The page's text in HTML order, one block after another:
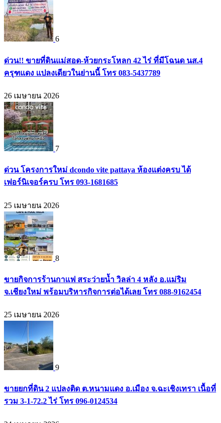
6
ด่วน!! ขายที่ดินแม่สอด-ห้วยกระโหลก 42 ไร่ ที่มีโฉนด นส.4
ครุฑแดง แปลงเดียวในย่านนี้ โทร 083-5437789
26 เมษายน 2026
7
ด่วน โครงการใหม่ dcondo vite pattaya ห้องแต่งครบ ได้
เฟอร์นิเจอร์ครบ โทร 093-1681685
25 เมษายน 2026
8
ขายกิจการร้านกาแฟ สระว่ายน้ำ วิลล่า 4 หลัง อ.แม่ริม
จ.เชียงใหม่ พร้อมบริหารกิจการต่อได้เลย โทร 088-9162454
25 เมษายน 2026
9
ขายยกที่ดิน 2 แปลงติด ต.หนามแดง อ.เมือง จ.ฉะเชิงเทรา เนื้อที่
รวม 3-1-72.2 ไร่ โทร 096-0124534